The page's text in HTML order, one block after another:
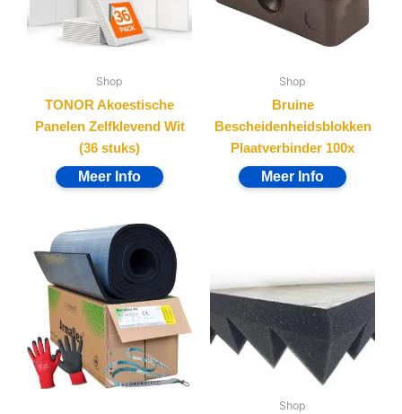
Shop
TONOR Akoestische
Panelen Zelfklevend Wit
(36 stuks)
Shop
Bruine
Bescheidenheidsblokken
Plaatverbinder 100x
Shop